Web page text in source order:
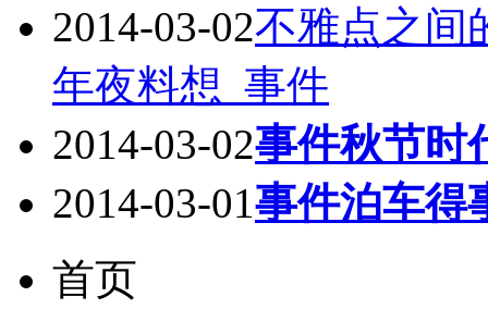
2014-03-02不雅点之间
年夜料想_事件
2014-03-02事件秋节时
2014-03-01事件泊车得
首页